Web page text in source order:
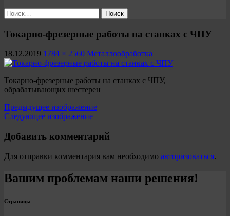
Найти:
Токарно-фрезерные работы на станках с ЧПУ
18.12.2019 1784 × 2560 Металлообработка
Токарно-фрезерные работы на станках с ЧПУ,
обрабатывающих шестерен
Предыдущее изображение
Следующее изображение
Добавить комментарий
Для отправки комментария вам необходимо авторизоваться.
Вашим проблемам наши решения!
Страницы